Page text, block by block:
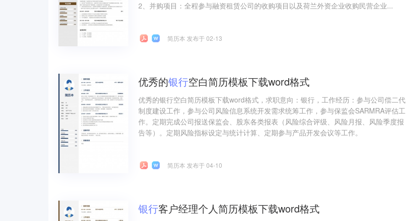
2、并购项目：全程参与融资租赁公司的收购项目以及荷兰外资企业收购民营企业...
简历本 发布于 02-13
优秀的银行空白简历模板下载word格式
优秀的银行空白简历模板下载word格式，求职意向：银行，工作经历：参与公司偿二代
制度建设工作，参与公司风险信息系统开发需求统筹工作，参与保监会SARMRA评估工
作。定期完成公司报送保监会、股东各类报表（风险综合评级、风险月报、风险季度报
告等）。定期风险指标设定与统计计算、定期参与产品开发会议等工作。
简历本 发布于 04-10
银行客户经理个人简历模板下载word格式